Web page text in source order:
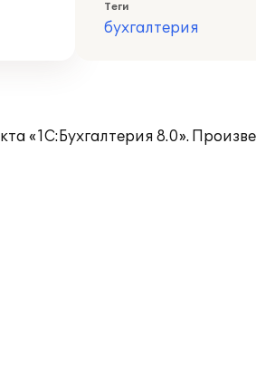
Теги
бухгалтерия
«1С:Бухгалтерия 8.0».